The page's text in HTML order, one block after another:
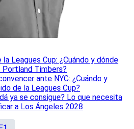
Leagues Cup: ¿Cuándo y dónde
Portland Timbers?
ante NYC: ¿Cuándo y
de la Leagues Cup?
ya se consigue? Lo que necesita
a Los Ángeles 2028